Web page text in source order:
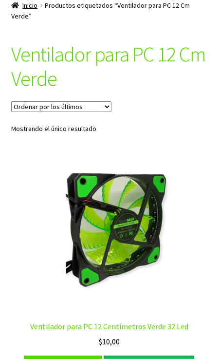
productos
Inicio
Productos etiquetados “Ventilador para PC 12 Cm
Verde”
Ventilador para PC 12 Cm
Verde
Mostrando el único resultado
Ventilador para PC 12 Centímetros Verde 32 Led
$10,00